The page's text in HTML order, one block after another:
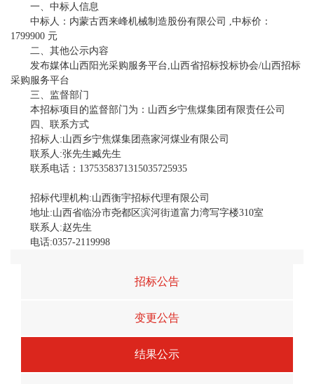
一、中标人信息
中标人： 内蒙古西来峰机械制造股份有限公司
,中标价：
1799900 元
二、其他公示内容
发布媒体山西阳光采购服务平台 ,山西省招标投标协会/山西招标
采购服务平台
三、监督部门
本招标项目的监督部门为：山西乡宁焦煤集团有限责任公司
四、联系方式
招标人 :山西乡宁焦煤集团燕家河煤业有限公司
联系人 :张先生臧先生
联系电话： 1375358371315035725935
招标代理机构:山西衡宇招标代理有限公司
地址:山西省临汾市尧都区滨河街道富力湾写字楼310室
联系人 :赵先生
电话:0357-2119998
招标公告
变更公告
结果公示